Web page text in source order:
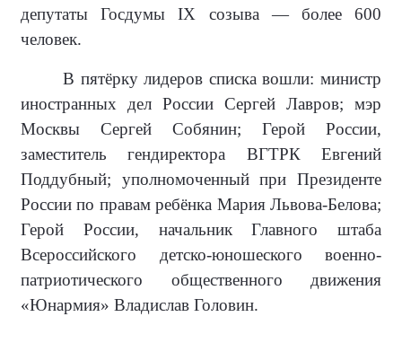
депутаты Госдумы IX созыва — более 600
человек.
В пятёрку лидеров списка вошли: министр
иностранных дел России Сергей Лавров; мэр
Москвы Сергей Собянин; Герой России,
заместитель гендиректора ВГТРК Евгений
Поддубный; уполномоченный при Президенте
России по правам ребёнка Мария Львова-Белова;
Герой России, начальник Главного штаба
Всероссийского детско-юношеского военно-
патриотического общественного движения
«Юнармия» Владислав Головин.